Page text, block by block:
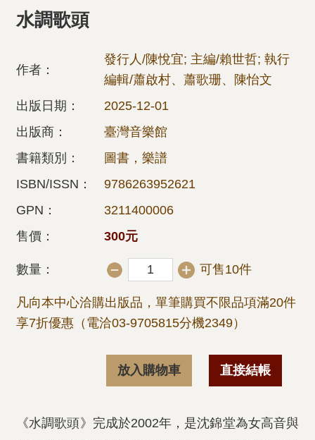
水調歌頭
作者：
發行人/陳悅宜; 主編/賴世哲; 執行
編輯/蕭啟村、蕭歌珊、陳怡文
出版日期：
2025-12-01
出版商：
臺灣音樂館
書籍類別：
圖書，樂譜
ISBN/ISSN：
9786263952621
GPN：
3211400006
售價：
300元
數量： 可售10件
凡向本中心洽購出版品，單筆購買不限品項滿20件
享7折優惠（電洽03-9705815分機2349）
放入購物車 直接結帳
《水調歌頭》完成於2002年，是沈錦堂為女高音與